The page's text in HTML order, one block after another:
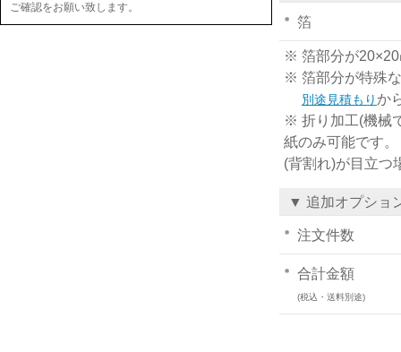
ご確認をお願い致します。
箔
※ 箔部分が20×20
※ 箔部分が特殊
別途見積もりか
※ 折り加工(機械
紙のみ可能です
(背割れ)が目立つ
▼ 追加オプショ
注文件数
合計金額
(税込・送料別途)